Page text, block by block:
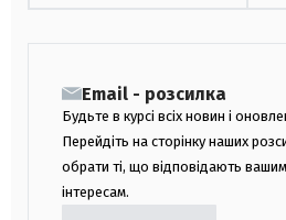
Email - розсилка
Будьте в курсі всіх новин і
Перейдіть на сторінку наших
обрати ті, що відповідають вашим
інтересам.